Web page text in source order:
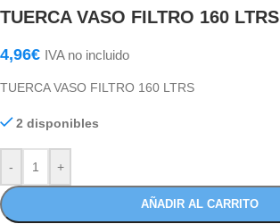
TUERCA VASO FILTRO 160 LTRS
4,96€ IVA no incluido
TUERCA VASO FILTRO 160 LTRS
2 disponibles
- +
AÑADIR AL CARRITO